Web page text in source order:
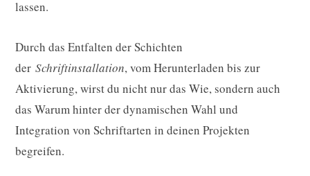
lassen.
Durch das Entfalten der Schichten
der Schriftinstallation, vom Herunterladen bis zur
Aktivierung, wirst du nicht nur das Wie, sondern auch
das Warum hinter der dynamischen Wahl und
Integration von Schriftarten in deinen Projekten
begreifen.